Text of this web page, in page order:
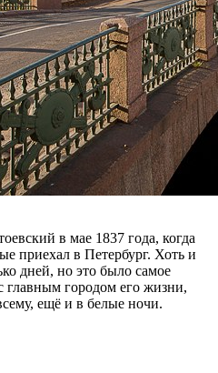
в мае 1837 года, когда
приехал в Петербург. Хоть и
дней, но это было самое
главным городом его жизни,
ещё и в белые ночи.